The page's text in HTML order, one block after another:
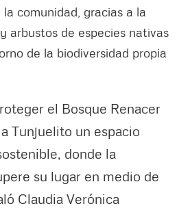
comunidad, gracias a la
arbustos de especies nativas
de la biodiversidad propia
el Bosque Renacer
Tunjuelito un espacio
donde la
su lugar en medio de
Claudia Verónica